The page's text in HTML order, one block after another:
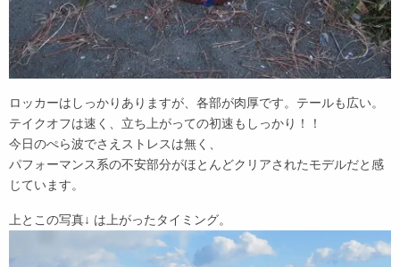
ロッカーはしっかりありますが、各部が肉厚です。テールも広い。
テイクオフは速く、立ち上がっての初速もしっかり！！
今日のぺら波でさえストレスは無く、
パフォーマンス系の不安部分がほとんどクリアされたモデルだと感
じています。
上とこの写真↓ は上がったタイミング。